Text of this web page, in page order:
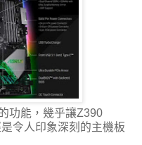
功能，幾乎讓Z390
令人印象深刻的主機板